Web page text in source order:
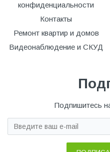
конфиденциальности
Контакты
Ремонт квартир и домов
Видеонаблюдение и СКУД
Подпишитесь